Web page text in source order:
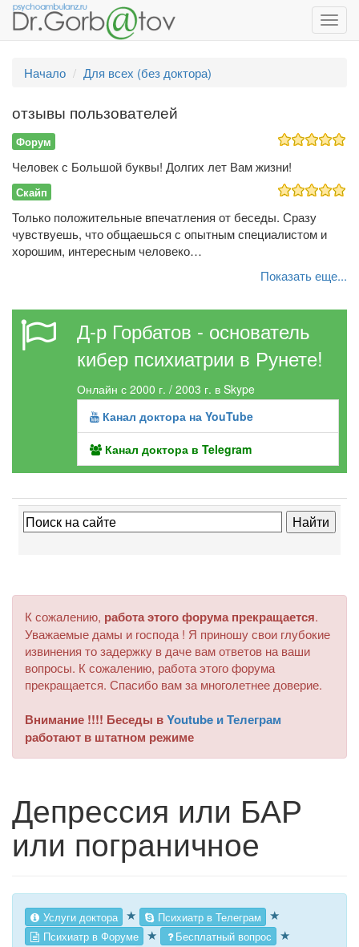
Начало
Для всех (без доктора)
отзывы пользователей
Форум
Человек с Большой буквы! Долгих лет Вам жизни!
Скайп
Только положительные впечатления от беседы. Сразу
чувствуешь, что общаешься с опытным специалистом и
хорошим, интересным человеко…
Показать еще...
Д-р Горбатов - основатель
кибер психиатрии в Рунете!
Онлайн с 2000 г. / 2003 г. в Skype
Канал доктора на YouTube
Канал доктора в Telegram
К сожалению, работа этого форума прекращается.
Уважаемые дамы и господа ! Я приношу свои глубокие
извинения то задержку в даче вам ответов на ваши
вопросы. К сожалению, работа этого форума
прекращается. Спасибо вам за многолетнее доверие.
Внимание !!!! Беседы вYoutube и Телеграм
работают в штатном режиме
Депрессия или БАР
или пограничное
Услуги доктора ★ Психиатр в Телеграм ★
Психиатр в Форуме ★ Бесплатный вопрос ★